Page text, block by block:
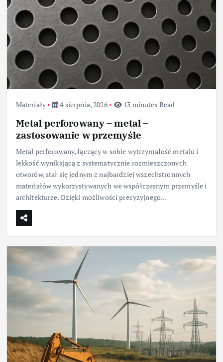
Materiały 4 sierpnia, 2026 13 minutes Read
Metal perforowany – metal –
zastosowanie w przemyśle
Metal perforowany, łączący w sobie wytrzymałość metalu i
lekkość wynikającą z systematycznie rozmieszczonych
otworów, stał się jednym z najbardziej wszechstronnych
materiałów wykorzystywanych we współczesnym przemyśle i
architekturze. Dzięki możliwości precyzyjnego…